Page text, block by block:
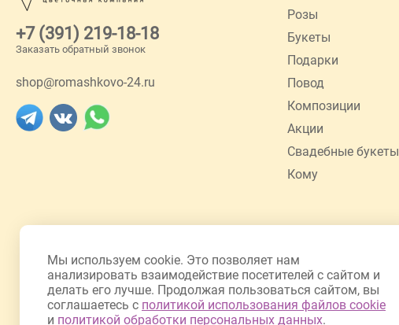
+7 (391) 219-18-18
Заказать обратный звонок
shop@romashkovo-24.ru
Розы
Букеты
Подарки
Повод
Композиции
Акции
Свадебные букеты
Кому
Мы используем cookie. Это позволяет нам
анализировать взаимодействие посетителей с сайтом и
делать его лучше. Продолжая пользоваться сайтом, вы
соглашаетесь с политикой использования файлов cookie
и политикой обработки персональных данных.